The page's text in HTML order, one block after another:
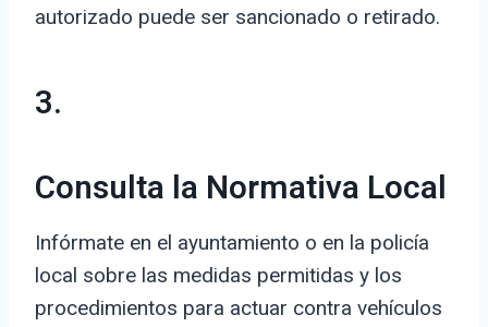
autorizado puede ser sancionado o retirado.
3.
Consulta la Normativa Local
Infórmate en el ayuntamiento o en la policía
local sobre las medidas permitidas y los
procedimientos para actuar contra vehículos